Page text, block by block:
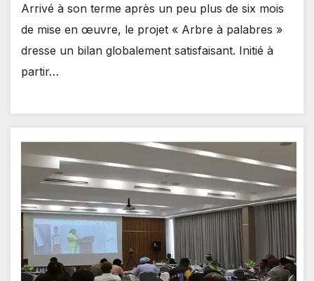
Arrivé à son terme après un peu plus de six mois
de mise en œuvre, le projet « Arbre à palabres »
dresse un bilan globalement satisfaisant. Initié à
partir…